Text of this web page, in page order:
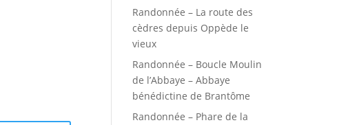
Randonnée – La route des
cèdres depuis Oppède le
vieux
Randonnée – Boucle Moulin
de l’Abbaye – Abbaye
bénédictine de Brantôme
Randonnée – Phare de la